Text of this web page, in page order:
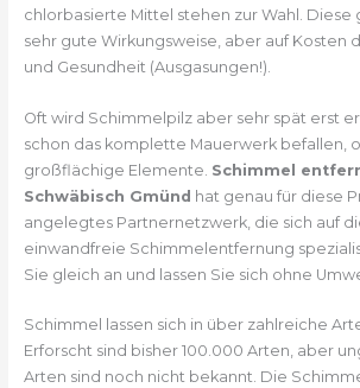
chlorbasierte Mittel stehen zur Wahl. Diese
sehr gute Wirkungsweise, aber auf Kosten
und Gesundheit (Ausgasungen!).
Oft wird Schimmelpilz aber sehr spät erst
schon das komplette Mauerwerk befallen,
großflächige Elemente. Schimmel
Schwäbisch Gmünd hat genau für diese
angelegtes Partnernetzwerk, die sich auf
einwandfreie Schimmelentfernung
Sie gleich an und lassen Sie sich ohne
Schimmel lassen sich in über zahlreiche
Erforscht sind bisher 100.000 Arten, aber
Arten sind noch nicht bekannt. Die